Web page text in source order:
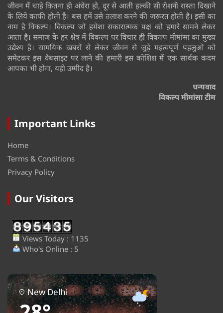
जीवन में चाहे कितना ही अंधेरा हो, दूर से आती हल्की सी रोशनी रास्ता दिखाने
के लिये काफी होती है। बस हमें उसे तलाश करने की जरूरत होती है। इसी का
नाम है विकल्प। विकल्प जो हमेशा सकारात्मक पक्ष को हमारे सामने लेकर
आता है। समाज के हर क्षेत्र में विकल्प पर विचार ही विकल्प मीमांसा का मुख्य
उद्येश्य है। सामयिक खबरों से लेकर जीवन से जुड़े महत्वपूर्ण पहलुओं को
समेटकर इस वेबसाइट पर लाने की हमारी इस कोशिश में एक सार्थक कदम
आपका भी होगा, यही उम्मीद है।
धन्यवाद
विकल्प मीमांसा टीम
Important Links
Home
Terms & Conditions
Privacy Policy
Our Visitors
Views Today : 1135
Who's Online : 5
New Delhi